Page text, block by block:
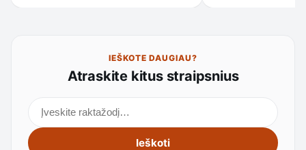
IEŠKOTE DAUGIAU?
Atraskite kitus straipsnius
Ieškoti